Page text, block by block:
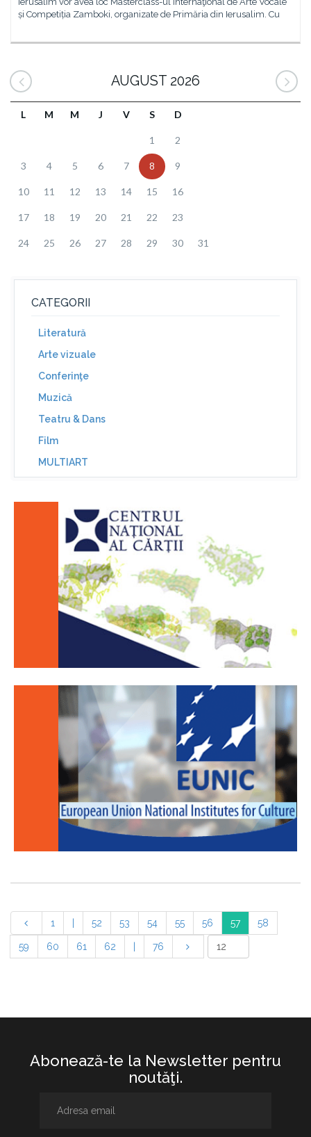
și Competiția Zamboki, organizate de Primăria din Ierusalim. Cu
AUGUST 2026
L M M J V S D
1 2
3 4 5 6 7 8 9
10 11 12 13 14 15 16
17 18 19 20 21 22 23
24 25 26 27 28 29 30 31
CATEGORII
Literatură
Arte vizuale
Conferinţe
Muzică
Teatru & Dans
Film
MULTIART
1 52 53 54 55 56 57 58
59 60 61 62 76
Abonează-te la Newsletter pentru
noutăţi.